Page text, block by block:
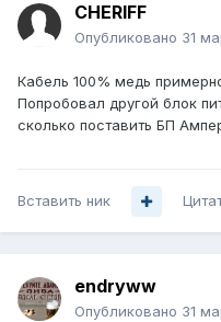
CHERIFF
Опубликовано 31
Кабель 100% медь
Попробовал другой блок
сколько поставить БП
Вставить ник
endryww
Опубликовано 31